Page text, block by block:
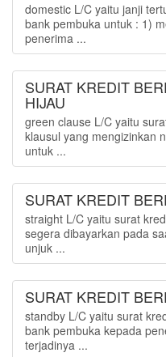
domestic L/C yaitu janji
bank pembuka untuk : 1)
penerima ...
SURAT KREDIT
HIJAU
green clause L/C yaitu
klausul yang mengizinkan
untuk ...
SURAT KREDIT
straight L/C yaitu surat
segera dibayarkan pada
unjuk ...
SURAT KREDIT
standby L/C yaitu surat
bank pembuka kepada
terjadinya ...